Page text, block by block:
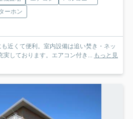
ーホン
近くて便利。室内設備は追い焚き・ネッ
実しております。エアコン付き... もっと見